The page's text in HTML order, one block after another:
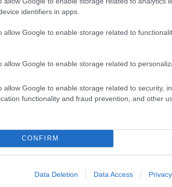
identifiers in apps.
allow Google to enable storage related to
allow Google to enable storage related to
allow Google to enable storage related to security,
functionality and fraud prevention, and other
CONFIRM
Data Deletion Data Access